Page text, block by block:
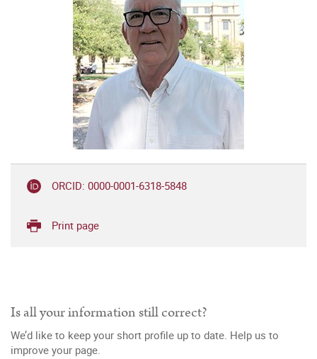
ORCID: 0000-0001-6318-5848
Print page
Is all your information still correct?
We’d like to keep your short profile up to date. Help us to
improve your page.